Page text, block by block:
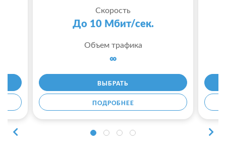
Скорость
До 10 Мбит/сек.
Объем трафика
∞
ВЫБРАТЬ
ПОДРОБНЕЕ